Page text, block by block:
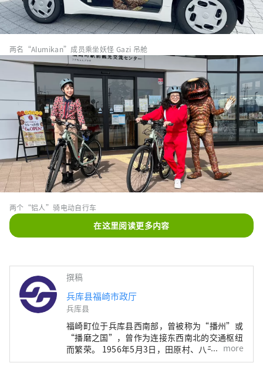
两名“Alumikan”成员乘坐妖怪 Gazi 吊舱
两个“铝人”骑电动自行车
在这里阅读更多内容
撰稿
兵库县福崎市政厅
兵库县
福崎町位于兵库县西南部，曾被称为“播州”或
“播磨之国”，曾作为连接东西南北的交通枢纽
而繁荣。 1956年5月3日，田原村、八千草村、
原福崎町合并，形成现在的形态。 至今，这里
more